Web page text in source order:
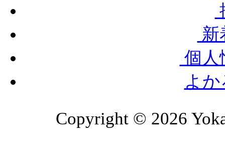
新
個人
よ
Copyright © 2026